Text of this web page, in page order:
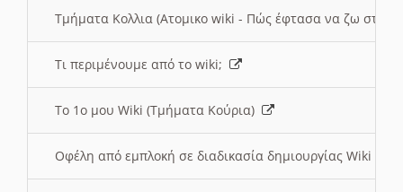
Τμήματα Κολλια (Ατομικο wiki - Πώς έφτασα να ζω στην
Τι περιμένουμε από το wiki;
Το 1ο μου Wiki (Τμήματα Κούρια)
Οφέλη από εμπλοκή σε διαδικασία δημιουργίας Wiki